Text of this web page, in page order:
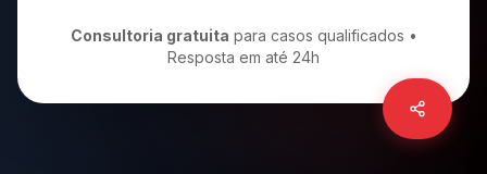
Consultoria gratuita para casos qualificados •
Resposta em até 24h